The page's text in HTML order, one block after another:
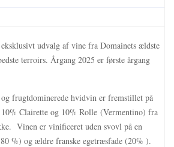
udvalg af vine fra Domainets ældste
terroirs. Årgang 2025 er første årgang
frugtdominerede hvidvin er fremstillet på
10% Clairette og 10% Rolle (Vermentino) fra
Vinen er vinificeret uden svovl på en
%) og ældre franske egetræsfade (20% ).